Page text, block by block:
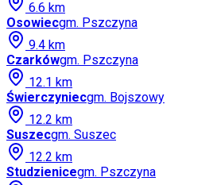
6.6 km
Osowiecgm. Pszczyna
9.4 km
Czarkówgm. Pszczyna
12.1 km
Świerczyniecgm. Bojszowy
12.2 km
Suszecgm. Suszec
12.2 km
Studzienicegm. Pszczyna